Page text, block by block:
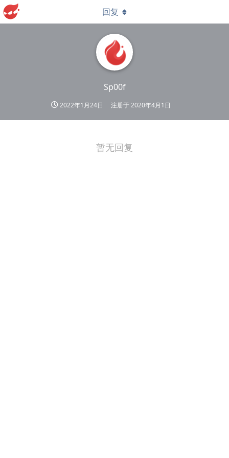
Sp00f
2022年1月24日 注册于2020年4月1日
回复
暂无回复